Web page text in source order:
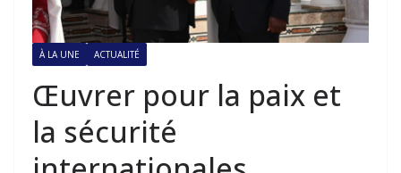
À LA UNE ACTUALITÉ
Œuvrer pour la paix et
la sécurité